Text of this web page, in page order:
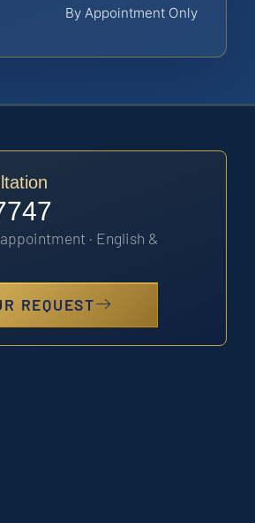
By Appointment Only
· English &
REQUEST